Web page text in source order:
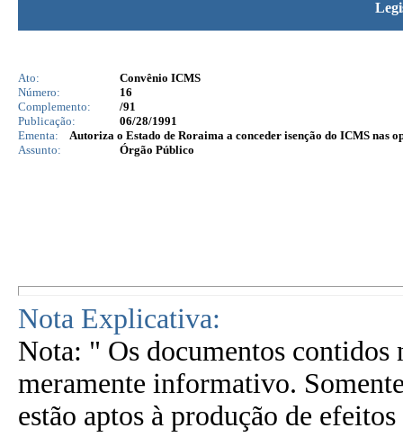
Ato:
Convênio ICMS
Número:
16
Complemento:
/91
Publicação:
06/28/1991
Ementa:
Autoriza o Estado de Roraima a conceder isenção do ICMS nas
Assunto:
Órgão Público
Nota Explicativa:
Nota: " Os documentos contidos
meramente informativo.
estão aptos à produção de